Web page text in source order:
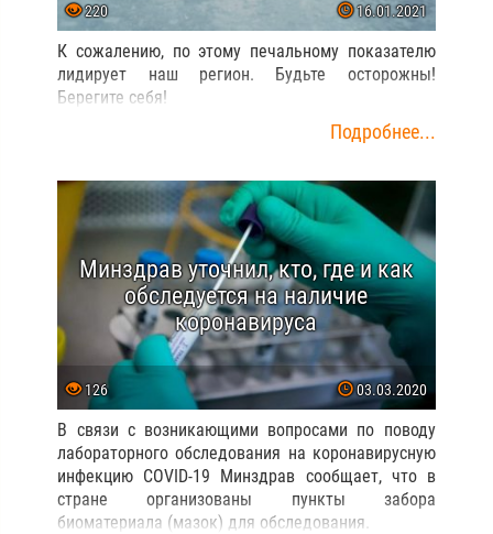
220 16.01.2021
К сожалению, по этому печальному показателю
лидирует наш регион. Будьте осторожны!
Берегите себя!
Подробнее...
Минздрав уточнил, кто, где и как
обследуется на наличие
коронавируса
126 03.03.2020
В связи с возникающими вопросами по поводу
лабораторного обследования на коронавирусную
инфекцию COVID-19 Минздрав сообщает, что в
стране организованы пункты забора
биоматериала (мазок) для обследования.